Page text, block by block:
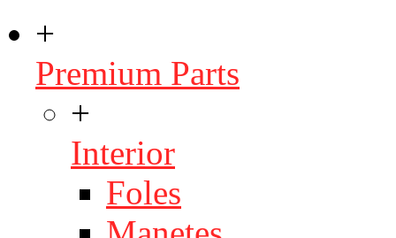
+
Premium Parts
+
Interior
Foles